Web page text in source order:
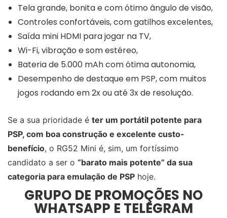
Tela grande, bonita e com ótimo ângulo de visão,
Controles confortáveis, com gatilhos excelentes,
Saída mini HDMI para jogar na TV,
Wi-Fi, vibração e som estéreo,
Bateria de 5.000 mAh com ótima autonomia,
Desempenho de destaque em PSP, com muitos
jogos rodando em 2x ou até 3x de resolução.
Se a sua prioridade é ter um portátil potente para
PSP, com boa construção e excelente custo-
benefício, o RG52 Mini é, sim, um fortíssimo
candidato a ser o “barato mais potente” da sua
categoria para emulação de PSP hoje.
GRUPO DE PROMOÇÕES NO
WHATSAPP E TELEGRAM